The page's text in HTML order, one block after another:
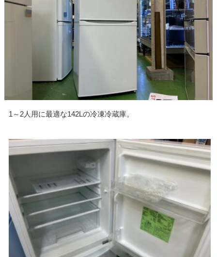
1～2人用に最適な142Lの冷凍冷蔵庫。